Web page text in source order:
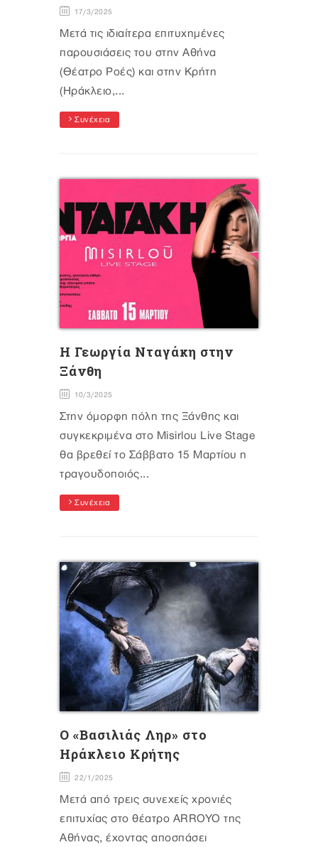
17/3/2025
Μετά τις ιδιαίτερα επιτυχημένες
παρουσιάσεις του στην Αθήνα
(Θέατρο Ροές) και στην Κρήτη
(Ηράκλειο,...
Συνέχεια
H Γεωργία Νταγάκη στην
Ξάνθη
10/3/2025
Στην όμορφη πόλη της Ξάνθης και
συγκεκριμένα στο Misirlou Live Stage
θα βρεθεί το Σάββατο 15 Μαρτίου η
τραγουδοποιός...
Συνέχεια
O «Βασιλιάς Ληρ» στο
Ηράκλειο Κρήτης
22/1/2025
Μετά από τρεις συνεχείς χρονιές
επιτυχίας στο θέατρο ARROYO της
Αθήνας, έχοντας αποσπάσει